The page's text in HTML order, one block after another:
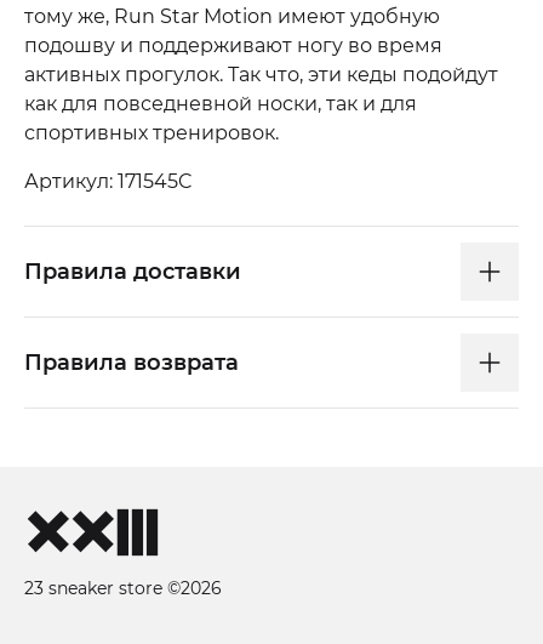
тому же, Run Star Motion имеют удобную
подошву и поддерживают ногу во время
активных прогулок. Так что, эти кеды подойдут
как для повседневной носки, так и для
спортивных тренировок.
Артикул: 171545C
Правила доставки
Правила возврата
23 sneaker store ©2026